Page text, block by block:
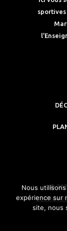
sportives
©
Nous
expérience sur
site, nous